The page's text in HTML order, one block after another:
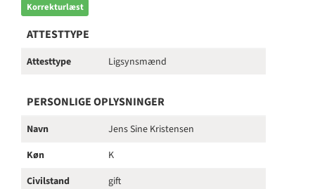
Korrekturlæst
ATTESTTYPE
Attesttype Ligsynsmænd
PERSONLIGE OPLYSNINGER
Navn
Jens Sine Kristensen
Køn
K
Civilstand
gift